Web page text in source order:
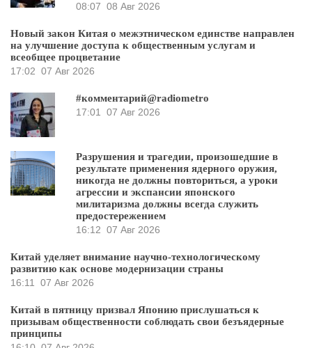
08:07 08 Авг 2026
Новый закон Китая о межэтническом единстве направлен
на улучшение доступа к общественным услугам и
всеобщее процветание
17:02 07 Авг 2026
#комментарий@radiometro
17:01
07 Авг 2026
Разрушения и трагедии, произошедшие в
результате применения ядерного оружия,
никогда не должны повториться, а уроки
агрессии и экспансии японского
милитаризма должны всегда служить
предостережением
16:12 07 Авг 2026
Китай уделяет внимание научно-технологическому
развитию как основе модернизации страны
16:11
07 Авг 2026
Китай в пятницу призвал Японию прислушаться к
призывам общественности соблюдать свои безъядерные
принципы